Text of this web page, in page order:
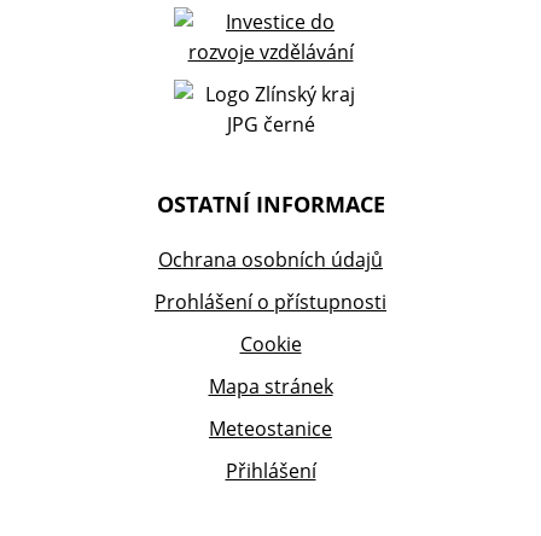
OSTATNÍ INFORMACE
Ochrana osobních údajů
Prohlášení o přístupnosti
Cookie
Mapa stránek
Meteostanice
Přihlášení